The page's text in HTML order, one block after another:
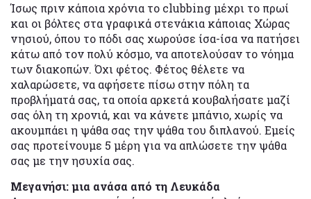
Ίσως πριν κάποια χρόνια το clubbing μέχρι το πρωί
και οι βόλτες στα γραφικά στενάκια κάποιας Χώρας
νησιού, όπου το πόδι σας χωρούσε ίσα-ίσα να πατήσει
κάτω από τον πολύ κόσμο, να αποτελούσαν το νόημα
των διακοπών. Όχι φέτος. Φέτος θέλετε να
χαλαρώσετε, να αφήσετε πίσω στην πόλη τα
προβλήματά σας, τα οποία αρκετά κουβαλήσατε μαζί
σας όλη τη χρονιά, και να κάνετε μπάνιο, χωρίς να
ακουμπάει η ψάθα σας την ψάθα του διπλανού. Εμείς
σας προτείνουμε 5 μέρη για να απλώσετε την ψάθα
σας με την ησυχία σας.
Μεγανήσι: μια ανάσα από τη Λευκάδα